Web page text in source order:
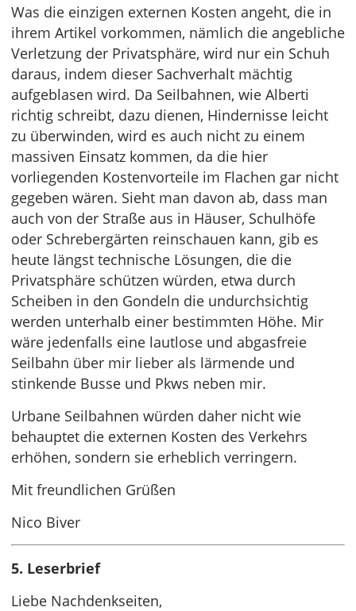
Was die einzigen externen Kosten angeht, die in
ihrem Artikel vorkommen, nämlich die angebliche
Verletzung der Privatsphäre, wird nur ein Schuh
daraus, indem dieser Sachverhalt mächtig
aufgeblasen wird. Da Seilbahnen, wie Alberti
richtig schreibt, dazu dienen, Hindernisse leicht
zu überwinden, wird es auch nicht zu einem
massiven Einsatz kommen, da die hier
vorliegenden Kostenvorteile im Flachen gar nicht
gegeben wären. Sieht man davon ab, dass man
auch von der Straße aus in Häuser, Schulhöfe
oder Schrebergärten reinschauen kann, gib es
heute längst technische Lösungen, die die
Privatsphäre schützen würden, etwa durch
Scheiben in den Gondeln die undurchsichtig
werden unterhalb einer bestimmten Höhe. Mir
wäre jedenfalls eine lautlose und abgasfreie
Seilbahn über mir lieber als lärmende und
stinkende Busse und Pkws neben mir.
Urbane Seilbahnen würden daher nicht wie
behauptet die externen Kosten des Verkehrs
erhöhen, sondern sie erheblich verringern.
Mit freundlichen Grüßen
Nico Biver
5. Leserbrief
Liebe Nachdenkseiten,